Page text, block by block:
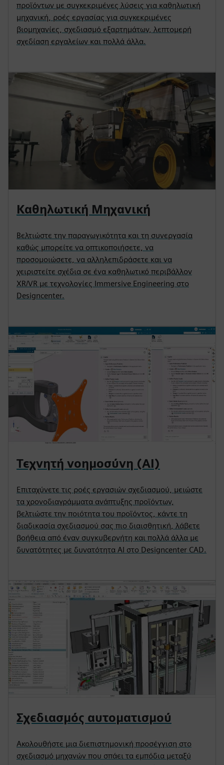
προϊόντων με συγκεκριμένες λύσεις για καθηλωτική
μηχανική, ροές εργασίας για συγκεκριμένες
βιομηχανίες, σχεδιασμό εξαρτημάτων, λεπτομερή
σχεδίαση εργαλείων και πολλά άλλα.
Καθηλωτική Μηχανική
Βελτιώστε την παραγωγικότητα και τη συνεργασία
καθώς μπορείτε να οπτικοποιήσετε, να
προσομοιώσετε, να αλληλεπιδράσετε και να
χειριστείτε σχέδια σε ένα καθηλωτικό περιβάλλον
XR/VR με τεχνολογίες Immersive Engineering στο
Designcenter.
Τεχνητή νοημοσύνη (AI)
Επιταχύνετε τις ροές εργασιών σχεδιασμού, μειώστε
τα χρονοδιαγράμματα ανάπτυξης προϊόντων,
βελτιώστε την ποιότητα του προϊόντος, κάντε τη
διαδικασία σχεδιασμού σας πιο διαισθητική, λάβετε
βοήθεια από έναν συγκυβερνήτη και πολλά άλλα με
δυνατότητες με δυνατότητα AI στο Designcenter CAD.
Σχεδιασμός αυτοματισμού
Ακολουθήστε μια διεπιστημονική προσέγγιση στο
σχεδιασμό μηχανών που σπάει τα εμπόδια μεταξύ